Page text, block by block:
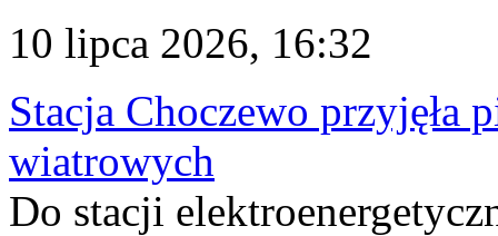
10 lipca 2026, 16:32
Stacja Choczewo przyjęła
wiatrowych
Do stacji